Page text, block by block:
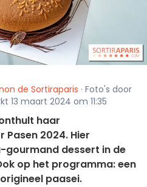
de Sortiraparis · Foto's door
13 maart 2024 om 11:35
haar
2024. Hier
gourmand dessert in de
op het programma: een
paasei.